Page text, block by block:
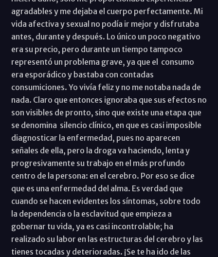
agradables y me dejaba el cuerpo perfectamente. Mi
vida afectiva y sexual no podía ir mejor y disfrutaba
antes, durante y después. Lo único un poco negativo
era su precio, pero durante un tiempo tampoco
representó un problema grave, ya que el consumo
era esporádico y bastaba con contadas
consumiciones. Yo vivía feliz y no me notaba nada de
nada. Claro que entonces ignoraba que sus efectos no
son visibles de pronto, sino que existe una etapa que
se denomina silencio clínico, en que es casi imposible
diagnosticar la enfermedad, pues no aparecen
señales de ella, pero la droga va haciendo, lenta y
progresivamente su trabajo en el más profundo
centro de la persona: en el cerebro. Por eso se dice
que es una enfermedad del alma. Es verdad que
cuando se hacen evidentes los síntomas, sobre todo
la dependencia o la esclavitud que empieza a
gobernar tu vida, ya es casi incontrolable; ha
realizado su labor en las estructuras del cerebro y las
tienes tocadas y deterioradas. ¡Se te ha ido de las